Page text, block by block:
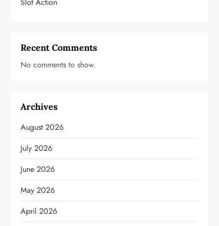
Recent Comments
No comments to show.
Archives
August 2026
July 2026
June 2026
May 2026
April 2026